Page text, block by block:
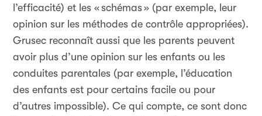
l’efficacité) et les «schémas» (par exemple, leur
opinion sur les méthodes de contrôle appropriées).
Grusec reconnaît aussi que les parents peuvent
avoir plus d’une opinion sur les enfants ou les
conduites parentales (par exemple, l’éducation
des enfants est pour certains facile ou pour
d’autres impossible). Ce qui compte, ce sont donc